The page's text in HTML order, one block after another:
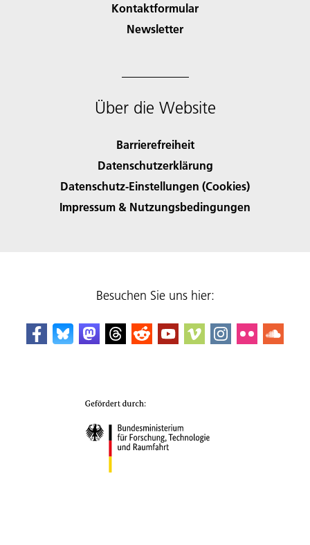
Kontaktformular
Newsletter
Über die Website
Barrierefreiheit
Datenschutzerklärung
Datenschutz-Einstellungen (Cookies)
Impressum & Nutzungsbedingungen
Besuchen Sie uns hier: